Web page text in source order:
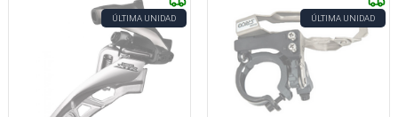
ÚLTIMA UNIDAD ÚLTIMA UNIDAD